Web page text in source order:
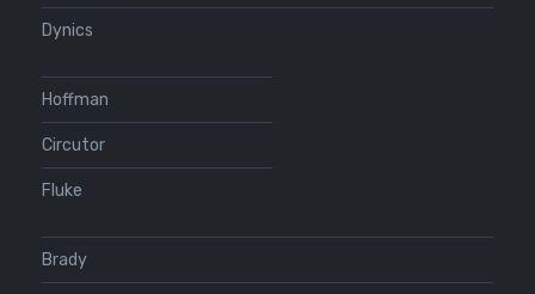
Dynics
Hoffman
Circutor
Fluke
Brady